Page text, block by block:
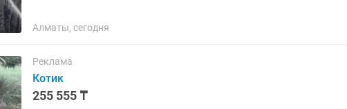
Алматы, сегодня
Реклама
Котик
255 555 ₸